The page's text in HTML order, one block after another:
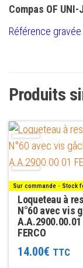
Compas OF UNI-
Référence
Produits
Sur commande - Stock
Loqueteau à
N°60 avec vis
A.A.2900.00.01
FERCO
14.00€ TTC